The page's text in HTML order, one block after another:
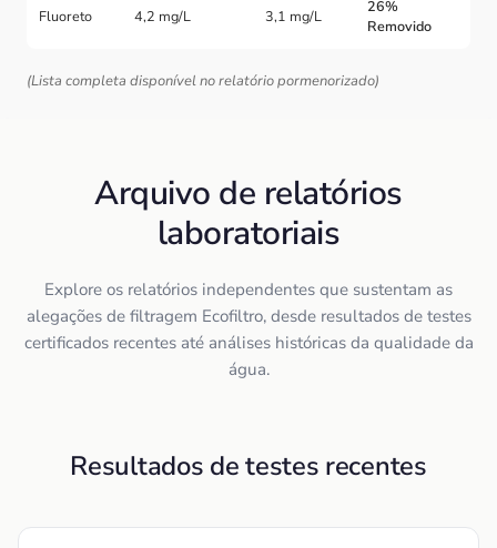
Fluoreto 4,2 mg/L 3,1 mg/L
26%
Removido
(Lista completa disponível no relatório pormenorizado)
Arquivo de relatórios
laboratoriais
Explore os relatórios independentes que sustentam as
alegações de filtragem Ecofiltro, desde resultados de testes
certificados recentes até análises históricas da qualidade da
água.
Resultados de testes recentes